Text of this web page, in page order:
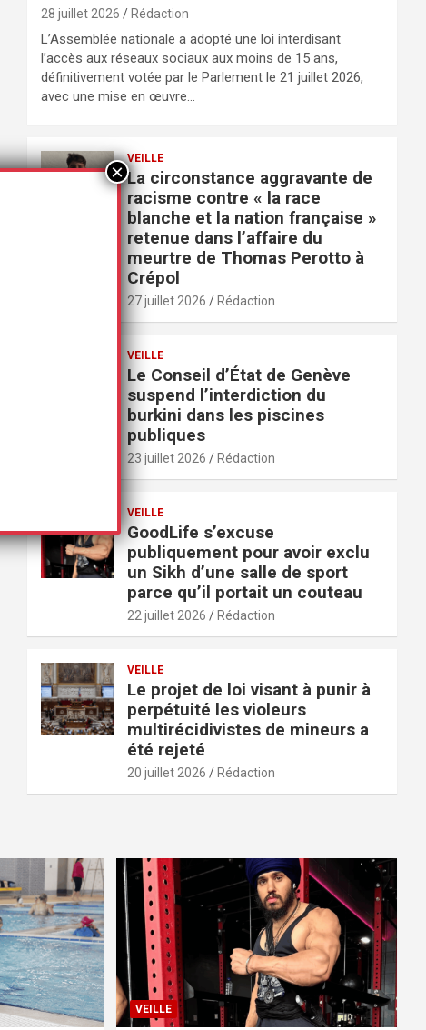
28 juillet 2026 Rédaction
L’Assemblée nationale a adopté une loi interdisant
l’accès aux réseaux sociaux aux moins de 15 ans,
définitivement votée par le Parlement le 21 juillet 2026,
avec une mise en œuvre…
VEILLE
La circonstance aggravante de
racisme contre « la race
blanche et la nation française »
retenue dans l’affaire du
meurtre de Thomas Perotto à
Crépol
27 juillet 2026 Rédaction
VEILLE
Le Conseil d’État de Genève
suspend l’interdiction du
burkini dans les piscines
publiques
23 juillet 2026 Rédaction
VEILLE
GoodLife s’excuse
publiquement pour avoir exclu
un Sikh d’une salle de sport
parce qu’il portait un couteau
22 juillet 2026 Rédaction
VEILLE
Le projet de loi visant à punir à
perpétuité les violeurs
multirécidivistes de mineurs a
été rejeté
20 juillet 2026 Rédaction
VEILLE